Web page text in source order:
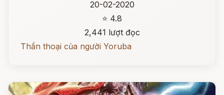
20-02-2020
⭐ 4.8
2,441 lượt đọc
Thần thoại của người Yoruba